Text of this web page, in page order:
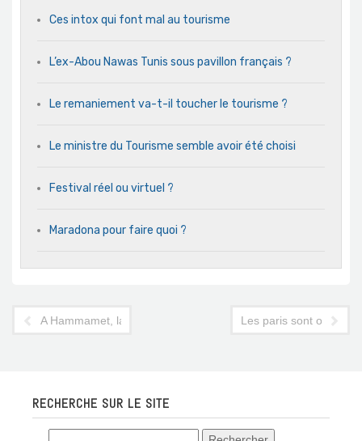
Ces intox qui font mal au tourisme
L’ex-Abou Nawas Tunis sous pavillon français ?
Le remaniement va-t-il toucher le tourisme ?
Le ministre du Tourisme semble avoir été choisi
Festival réel ou virtuel ?
Maradona pour faire quoi ?
A Hammamet, la fête fut très folle Les paris sont ouverts
RECHERCHE SUR LE SITE